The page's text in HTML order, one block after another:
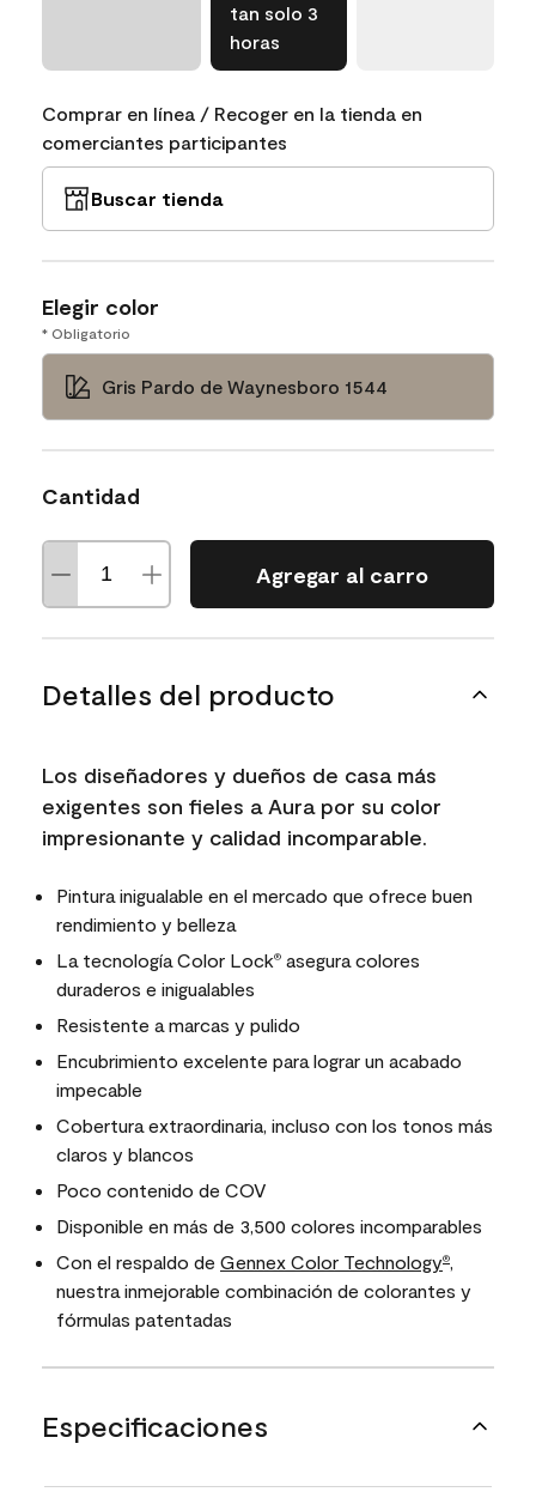
tan solo 3
horas
Comprar en línea / Recoger en la tienda en
comerciantes participantes
Buscar tienda
Elegir color
* Obligatorio
Gris Pardo de Waynesboro 1544
Cantidad
Agregar al carro
Detalles del producto
Los diseñadores y dueños de casa más
exigentes son fieles a Aura por su color
impresionante y calidad incomparable.
Pintura inigualable en el mercado que ofrece buen
rendimiento y belleza
La tecnología Color Lock® asegura colores
duraderos e inigualables
Resistente a marcas y pulido
Encubrimiento excelente para lograr un acabado
impecable
Cobertura extraordinaria, incluso con los tonos más
claros y blancos
Poco contenido de COV
Disponible en más de 3,500 colores incomparables
Con el respaldo de Gennex Color Technology®,
nuestra inmejorable combinación de colorantes y
fórmulas patentadas
Especificaciones